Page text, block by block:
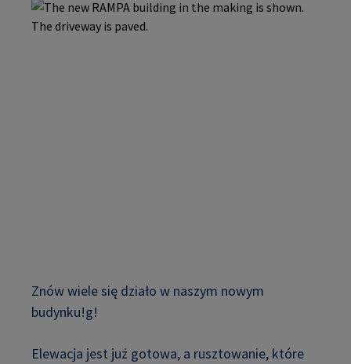
Znów wiele się działo w naszym nowym
budynku!g!
Elewacja jest już gotowa, a rusztowanie, które